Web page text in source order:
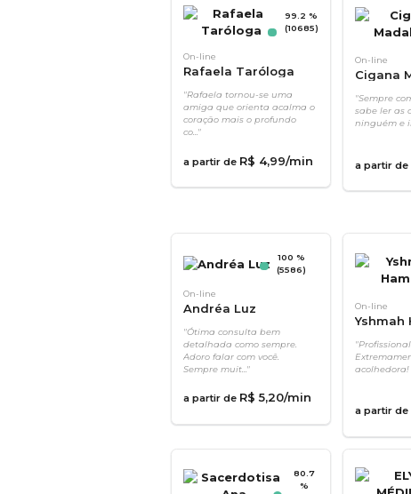
99.2 %
(10685)
On-line
Rafaela Taróloga
"Rafaela tornou-se uma
amiga que orienta acalma o
coração mais o profundo
co..."
a partir de R$ 4,99/min
On-line
Cigana
"Sempre
sabe ler as
ninguém e
a partir de
100 %
(5586)
On-line
Andréa Luz
"Ótima consulta bem
detalhada como sempre.
Adoro falar com você.
Sempre muit..."
a partir de R$ 5,20/min
On-line
Yshmah
acolhedora!
a partir de
80.7
%